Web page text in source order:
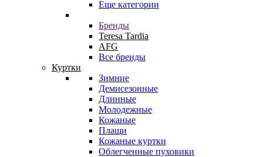
Еще категории
Бренды
Teresa Tardia
AFG
Все бренды
Куртки
Зимние
Демисезонные
Длинные
Молодежные
Кожаные
Плащи
Кожаные куртки
Облегченные пуховики